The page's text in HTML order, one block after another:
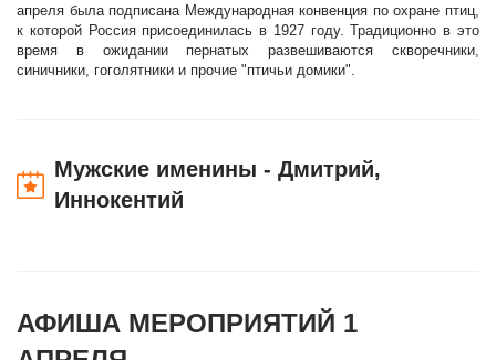
апреля была подписана Международная конвенция по охране птиц,
к которой Россия присоединилась в 1927 году. Традиционно в это
время в ожидании пернатых развешиваются скворечники,
синичники, гоголятники и прочие "птичьи домики".
Мужские именины - Дмитрий,
Иннокентий
АФИША МЕРОПРИЯТИЙ 1